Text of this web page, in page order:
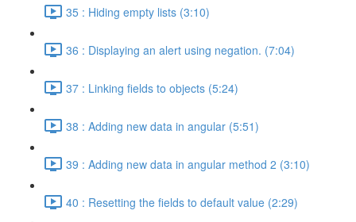
35 : Hiding empty lists (3:10)
36 : Displaying an alert using negation. (7:04)
37 : Linking fields to objects (5:24)
38 : Adding new data in angular (5:51)
39 : Adding new data in angular method 2 (3:10)
40 : Resetting the fields to default value (2:29)